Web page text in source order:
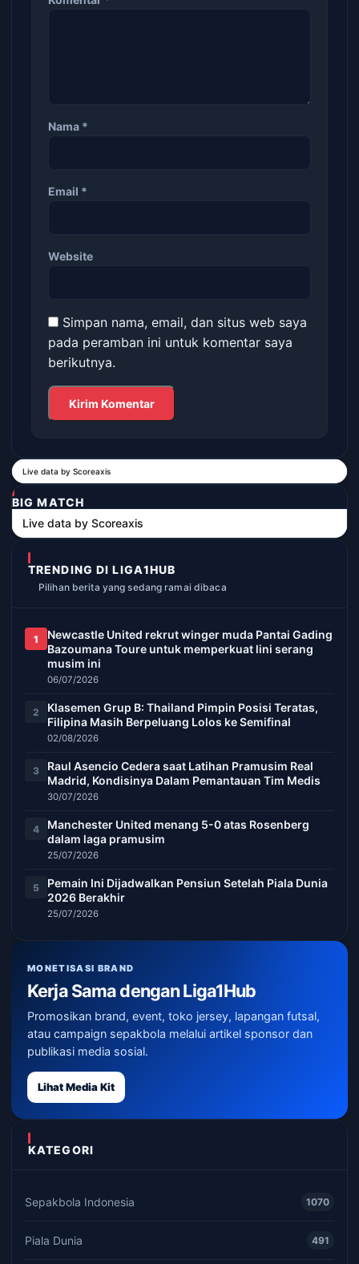
Nama *
Email *
Website
Simpan nama, email, dan situs web saya
pada peramban ini untuk komentar saya
berikutnya.
Live data by Scoreaxis
BIG MATCH
Live data by Scoreaxis
TRENDING DI LIGA1HUB
Pilihan berita yang sedang ramai dibaca
1
Newcastle United rekrut winger muda Pantai Gading
Bazoumana Toure untuk memperkuat lini serang
musim ini
06/07/2026
2
Klasemen Grup B: Thailand Pimpin Posisi Teratas,
Filipina Masih Berpeluang Lolos ke Semifinal
02/08/2026
3
Raul Asencio Cedera saat Latihan Pramusim Real
Madrid, Kondisinya Dalam Pemantauan Tim Medis
30/07/2026
4
Manchester United menang 5-0 atas Rosenberg
dalam laga pramusim
25/07/2026
5
Pemain Ini Dijadwalkan Pensiun Setelah Piala Dunia
2026 Berakhir
25/07/2026
MONETISASI BRAND
Kerja Sama dengan Liga1Hub
Promosikan brand, event, toko jersey, lapangan futsal,
atau campaign sepakbola melalui artikel sponsor dan
publikasi media sosial.
Lihat Media Kit
KATEGORI
Sepakbola Indonesia 1070
Piala Dunia 491